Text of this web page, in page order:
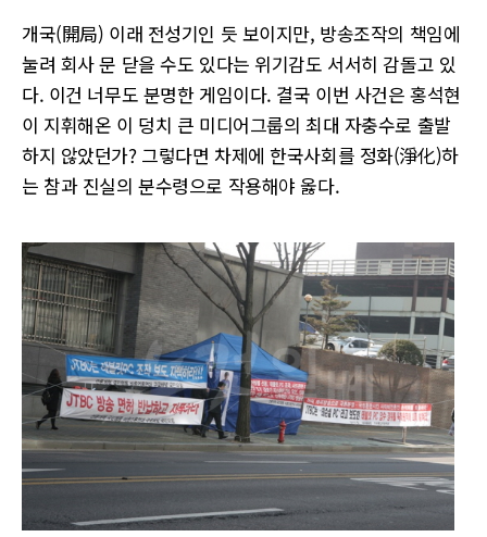
개국(開局) 이래 전성기인 듯 보이지만, 방송조작의 책임에
눌려 회사 문 닫을 수도 있다는 위기감도 서서히 감돌고 있
다. 이건 너무도 분명한 게임이다. 결국 이번 사건은 홍석현
이 지휘해온 이 덩치 큰 미디어그룹의 최대 자충수로 출발
하지 않았던가? 그렇다면 차제에 한국사회를 정화(淨化)하
는 참과 진실의 분수령으로 작용해야 옳다.